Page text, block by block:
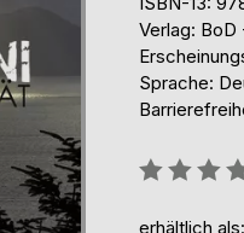
Verlag:
Sprache:
Bewertung::
erhältlich als: